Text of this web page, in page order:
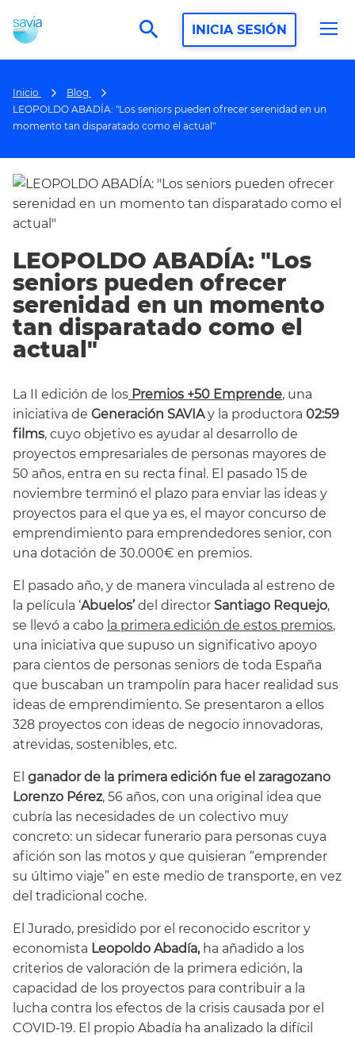
search INICIA SESIÓN
Inicio
Blog
LEOPOLDO ABADÍA: "Los seniors pueden ofrecer serenidad en un
momento tan disparatado como el actual"
LEOPOLDO ABADÍA: "Los
seniors pueden ofrecer
serenidad en un momento
tan disparatado como el
actual"
La II edición de los Premios +50 Emprende, una
iniciativa de Generación SAVIAy la productora 02:59
films, cuyo objetivo es ayudar al desarrollo de
proyectos empresariales de personas mayores de
50 años, entra en su recta final. El pasado 15 de
noviembre terminó el plazo para enviar las ideas y
proyectos para el que ya es, el mayor concurso de
emprendimiento para emprendedores senior, con
una dotación de 30.000€ en premios.
El pasado año, y de manera vinculada al estreno de
la película ‘Abuelos’ del director Santiago Requejo,
se llevó a cabo la primera edición de estos premios,
una iniciativa que supuso un significativo apoyo
para cientos de personas seniors de toda España
que buscaban un trampolín para hacer realidad sus
ideas de emprendimiento. Se presentaron a ellos
328 proyectos con ideas de negocio innovadoras,
atrevidas, sostenibles, etc.
El ganador de la primera edición fue el zaragozano
Lorenzo Pérez, 56 años, con una original idea que
cubría las necesidades de un colectivo muy
concreto: un sidecar funerario para personas cuya
afición son las motos y que quisieran “emprender
su último viaje” en este medio de transporte, en vez
del tradicional coche.
El Jurado, presidido por el reconocido escritor y
economista Leopoldo Abadía,ha añadido a los
criterios de valoración de la primera edición, la
capacidad de los proyectos para contribuir a la
lucha contra los efectos de la crisis causada por el
COVID-19. El propio Abadía ha analizado la difícil